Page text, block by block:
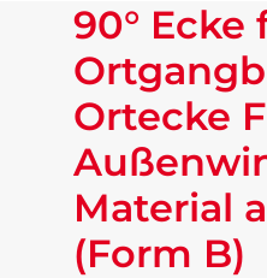
90° Ecke
Ortecke
Material
(Form B)